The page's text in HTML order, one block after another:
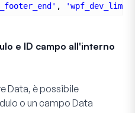
,
e ID campo all'interno
Data, è possibile
o un campo Data